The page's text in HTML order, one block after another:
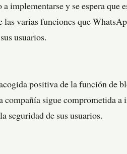
implementarse y se espera que
las varias funciones que
usuarios.
positiva de la función de
compañía sigue comprometida a
seguridad de sus usuarios.